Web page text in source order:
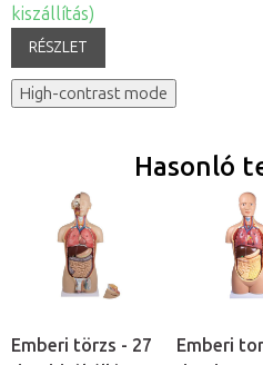
kiszállítás)
RÉSZLET
High-contrast mode
Hasonló
Emberi törzs - 27
Emberi